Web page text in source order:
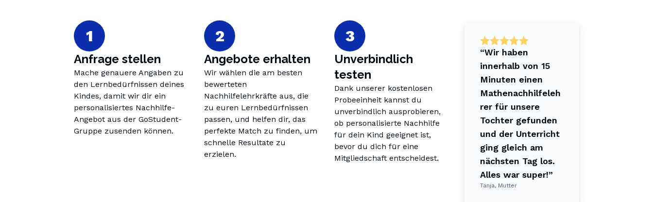
1
Anfrage stellen
Mache genauere Angaben zu
den Lernbedürfnissen deines
Kindes, damit wir dir ein
personalisiertes Nachhilfe-
Angebot aus der GoStudent-
Gruppe zusenden können.
2
Angebote erhalten
Wir wählen die am besten
bewerteten
Nachhilfelehrkräfte aus, die
zu euren Lernbedürfnissen
passen, und helfen dir, das
perfekte Match zu finden, um
schnelle Resultate zu
erzielen.
3
Unverbindlich
testen
Dank unserer kostenlosen
Probeeinheit kannst du
unverbindlich ausprobieren,
ob personalisierte Nachhilfe
für dein Kind geeignet ist,
bevor du dich für eine
Mitgliedschaft entscheidest.
“Wir haben
innerhalb von 15
Minuten einen
Mathenachhilfeleh
rer für unsere
Tochter gefunden
und der Unterricht
ging gleich am
nächsten Tag los.
Alles war super!”
Tanja, Mutter